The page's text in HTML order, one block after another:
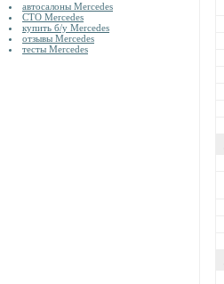
автосалоны Mercedes
СТО Mercedes
купить б/у Mercedes
отзывы Mercedes
тесты Mercedes